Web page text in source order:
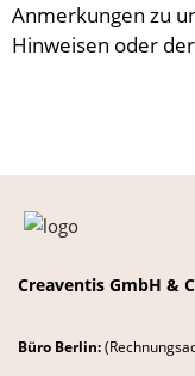
Anmerkungen zu
Hinweisen oder
Creaventis GmbH &
Büro Berlin: